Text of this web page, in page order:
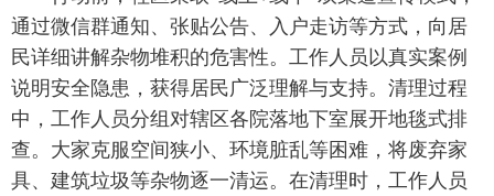
通过微信群通知、张贴公告、入户走访等方式，向居
民详细讲解杂物堆积的危害性。工作人员以真实案例
说明安全隐患，获得居民广泛理解与支持。清理过程
中，工作人员分组对辖区各院落地下室展开地毯式排
查。大家克服空间狭小、环境脏乱等困难，将废弃家
具、建筑垃圾等杂物逐一清运。在清理时，工作人员